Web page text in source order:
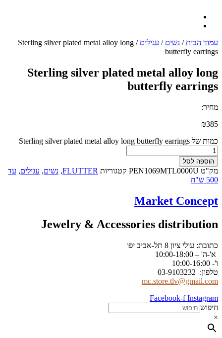
עמוד הבית/ נשים / עגילים
/ Sterling silver plated metal alloy long
butterfly earrings
Sterling silver plated metal alloy long
butterfly earrings
מחיר:
₪385
כמות של Sterling silver plated metal alloy long butterfly earrings
הוספה לסל
מק"ט PEN1069MTL0000U קטגוריות FLUTTER
, נשים, עגילים, עד
500 ש"ח
Market Concept
Jewelry & Accessories distribution
כתובת: עולי ציון 8 תל-אביב יפו
א'-ה' – 10:00-18:00
ו'- 10:00-16:00
טלפון: 03-9103232
mc.store.tlv@gmail.com
Facebook-f Instagram
חיפוש
×